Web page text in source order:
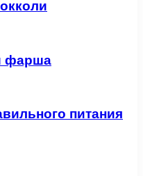
фарша
питания